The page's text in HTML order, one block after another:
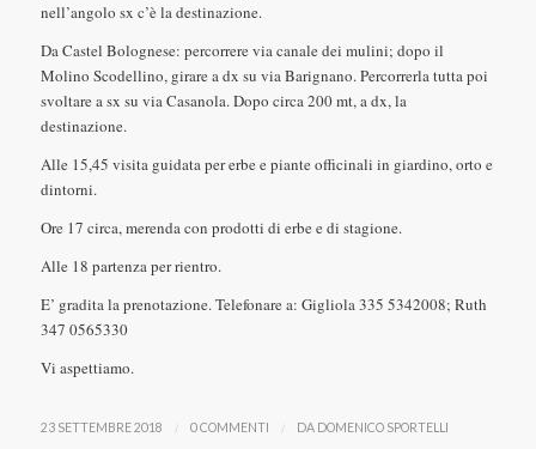
nell’angolo sx c’è la destinazione.
Da Castel Bolognese: percorrere via canale dei mulini; dopo il
Molino Scodellino, girare a dx su via Barignano. Percorrerla tutta poi
svoltare a sx su via Casanola. Dopo circa 200 mt, a dx, la
destinazione.
Alle 15,45 visita guidata per erbe e piante officinali in giardino, orto e
dintorni.
Ore 17 circa, merenda con prodotti di erbe e di stagione.
Alle 18 partenza per rientro.
E’ gradita la prenotazione. Telefonare a: Gigliola 335 5342008; Ruth
347 0565330
Vi aspettiamo.
23 SETTEMBRE 2018 / 0 COMMENTI / DA DOMENICO SPORTELLI